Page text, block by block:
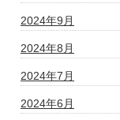
2024年9月
2024年8月
2024年7月
2024年6月